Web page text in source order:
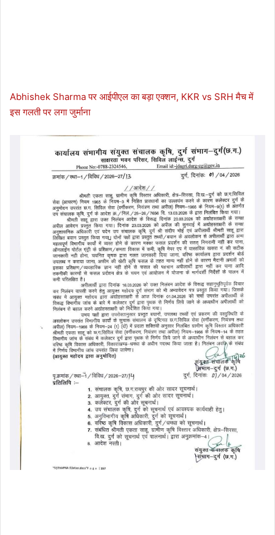
Abhishek Sharma पर आईपीएल का बड़ा एक्शन, KKR vs SRH मैच में
इस गलती पर लगा जुर्माना